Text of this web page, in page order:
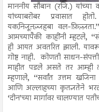
माननीय सौबान (रजि.)
यांच्याबरोबर प्रवासात
यकनि़जूऩज़्जहबा वल-
आमच्यापैकी काहींनी म्हटले,
ही आयत अवतरित झाली.
गोष्ट नाही. कोणती साधन-
माहीत पडले असते तर आम्ही
म्हणाले, ‘‘सर्वांत उत्तम
आणि अल्लाहच्या कृतज्ञतेने
‘दीन’च्या मार्गावर चालण्यात